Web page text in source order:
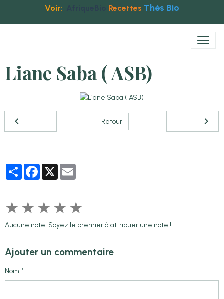
Voir: Recettes Thés Bio
Liane Saba ( ASB)
Retour
PartagerFacebook
X
★ ★ ★ ★ ★
Aucune note. Soyez le premier à attribuer une note !
Ajouter un commentaire
Nom